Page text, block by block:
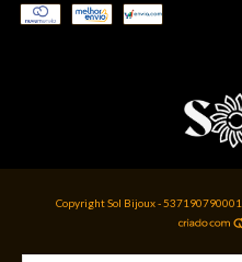
Copyright Sol Bijoux -